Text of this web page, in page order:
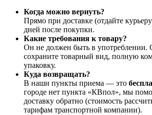
Когда можно вернуть?
Прямо при доставке (отдайте
дней после покупки.
Какие требования к товару?
Он не должен быть в употреблении.
сохраните товарный вид, полную
упаковку.
Куда возвращать?
В наши пункты приема — это
городе нет пункта «КВпол», мы
доставку обратно (стоимость
тарифам транспортной компании).